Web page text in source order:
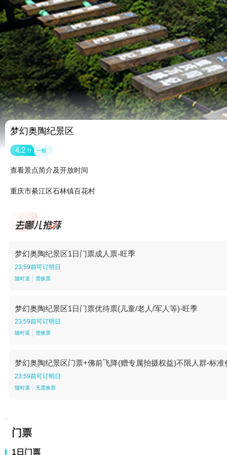
梦幻奥陶纪景区
4.2 分 一般
查看景点简介及开放时间
重庆市綦江区石林镇百花村
梦幻奥陶纪景区1日门票成人票-旺季
23:59前可订明日
随时退 需换票
梦幻奥陶纪景区1日门票优待票(儿童/老人/军人等)-旺季
23:59前可订明日
随时退 需换票
梦幻奥陶纪景区门票+佛前飞降(赠专属拍摄权益)不限人群-标准
23:59前可订明日
随时退 无需换票
门票
1日门票